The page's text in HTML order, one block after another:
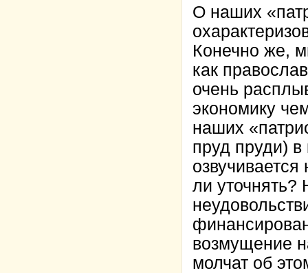
О наших
Конечно же,
как
очень
экономику
наших
пруд пруди)
ли
возмущение
молчат об